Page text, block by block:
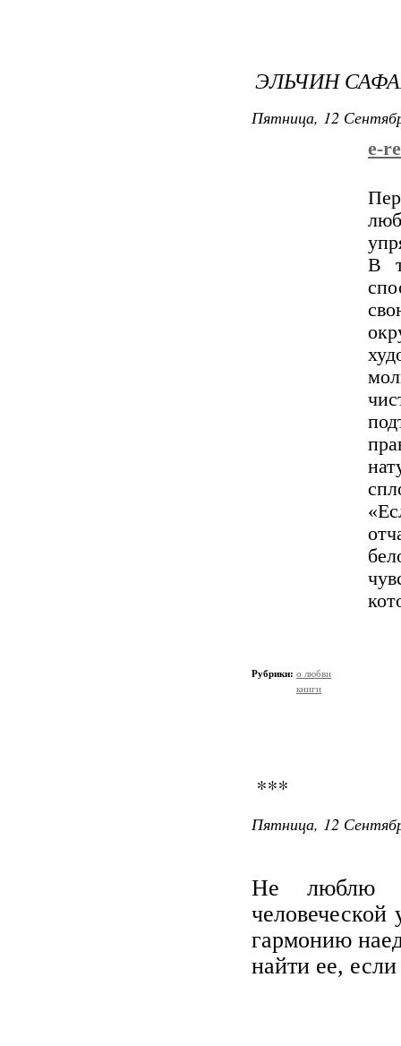
ЭЛЬЧИН
Пятница, 12
e-
В
Рубрики: о любви
книги
***
Пятница, 12
Не люблю
гармонию
найти ее,